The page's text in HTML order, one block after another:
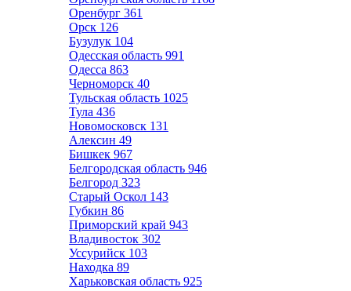
Оренбург 361
Орск 126
Бузулук 104
Одесская область 991
Одесса 863
Черноморск 40
Тульская область 1025
Тула 436
Новомосковск 131
Алексин 49
Бишкек 967
Белгородская область 946
Белгород 323
Старый Оскол 143
Губкин 86
Приморский край 943
Владивосток 302
Уссурийск 103
Находка 89
Харьковская область 925